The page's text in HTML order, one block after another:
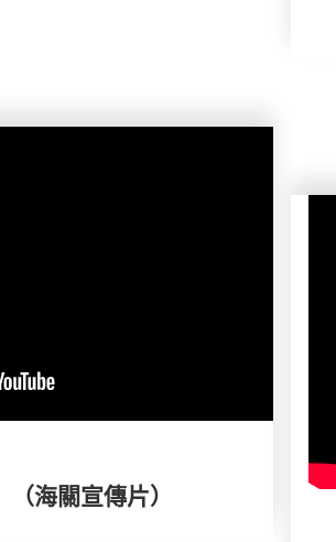
海關宣傳片）